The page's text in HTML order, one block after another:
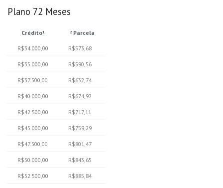
Plano 72 Meses
Crédito1 2 Parcela
R$34.000,00 R$573,68
R$35.000,00 R$590,56
R$37.500,00 R$632,74
R$40.000,00 R$674,92
R$42.500,00 R$717,11
R$45.000,00 R$759,29
R$47.500,00 R$801,47
R$50.000,00 R$843,65
R$52.500,00 R$885,84